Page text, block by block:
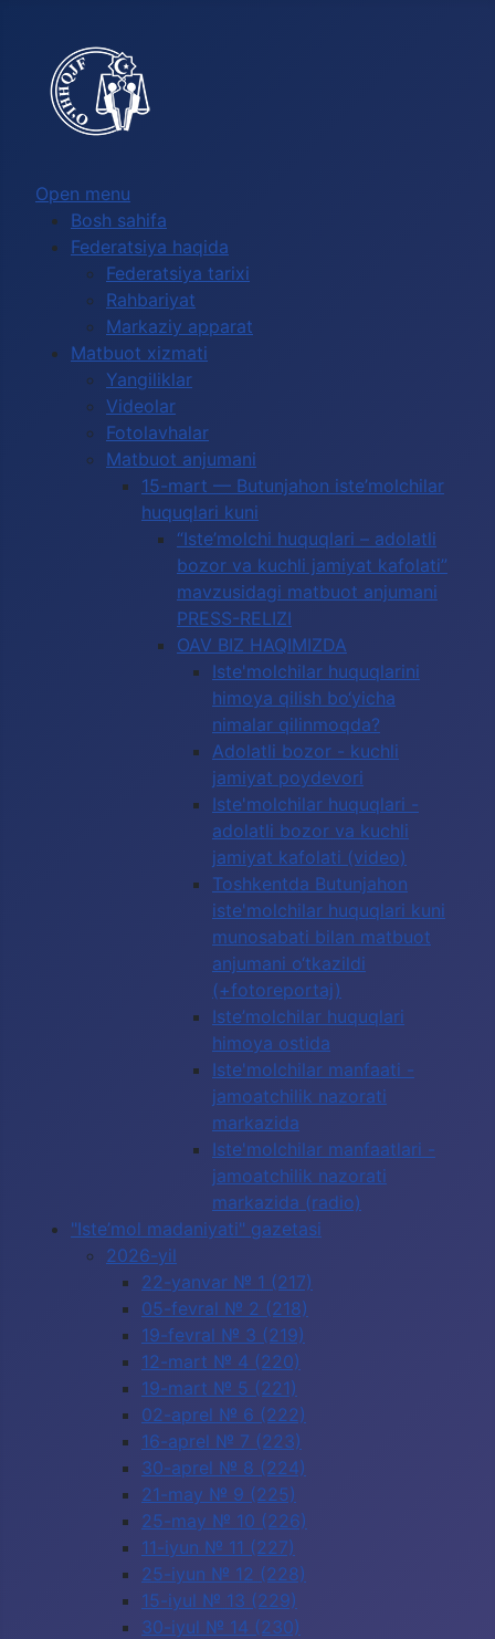
Open menu
Bosh sahifa
Federatsiya haqida
Federatsiya tarixi
Rahbariyat
Markaziy apparat
Matbuot xizmati
Yangiliklar
Videolar
Fotolavhalar
Matbuot anjumani
15-mart — Butunjahon iste’molchilar
huquqlari kuni
“Iste’molchi huquqlari – adolatli
bozor va kuchli jamiyat kafolati”
mavzusidagi matbuot anjumani
PRESS-RELIZI
OAV BIZ HAQIMIZDA
Iste'molchilar huquqlarini
himoya qilish bo‘yicha
nimalar qilinmoqda?
Adolatli bozor - kuchli
jamiyat poydevori
Iste'molchilar huquqlari -
adolatli bozor va kuchli
jamiyat kafolati (video)
Toshkentda Butunjahon
iste'molchilar huquqlari kuni
munosabati bilan matbuot
anjumani o‘tkazildi
(+fotoreportaj)
Iste’molchilar huquqlari
himoya ostida
Iste'molchilar manfaati -
jamoatchilik nazorati
markazida
Iste'molchilar manfaatlari -
jamoatchilik nazorati
markazida (radio)
"Iste’mol madaniyati" gazetasi
2026-yil
22-yanvar № 1 (217)
05-fevral № 2 (218)
19-fevral № 3 (219)
12-mart № 4 (220)
19-mart № 5 (221)
02-aprel № 6 (222)
16-aprel № 7 (223)
30-aprel № 8 (224)
21-may № 9 (225)
25-may № 10 (226)
11-iyun № 11 (227)
25-iyun № 12 (228)
15-iyul № 13 (229)
30-iyul № 14 (230)